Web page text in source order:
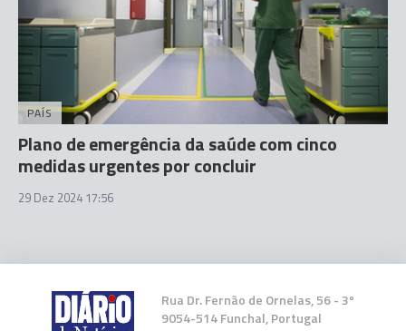
PAÍS
Plano de emergência da saúde com cinco
medidas urgentes por concluir
29 Dez 2024 17:56
Rua Dr. Fernão de Ornelas, 56 - 3º
9054-514 Funchal, Portugal